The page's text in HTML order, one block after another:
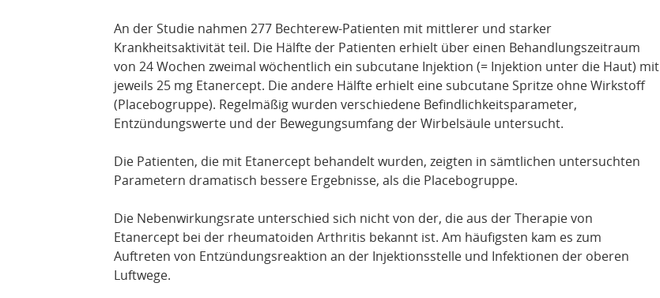
An der Studie nahmen 277 Bechterew-Patienten mit mittlerer und starker
Krankheitsaktivität teil. Die Hälfte der Patienten erhielt über einen Behandlungszeitraum
von 24 Wochen zweimal wöchentlich ein subcutane Injektion (= Injektion unter die Haut) mit
jeweils 25 mg Etanercept. Die andere Hälfte erhielt eine subcutane Spritze ohne Wirkstoff
(Placebogruppe). Regelmäßig wurden verschiedene Befindlichkeitsparameter,
Entzündungswerte und der Bewegungsumfang der Wirbelsäule untersucht.
Die Patienten, die mit Etanercept behandelt wurden, zeigten in sämtlichen untersuchten
Parametern dramatisch bessere Ergebnisse, als die Placebogruppe.
Die Nebenwirkungsrate unterschied sich nicht von der, die aus der Therapie von
Etanercept bei der rheumatoiden Arthritis bekannt ist. Am häufigsten kam es zum
Auftreten von Entzündungsreaktion an der Injektionsstelle und Infektionen der oberen
Luftwege.